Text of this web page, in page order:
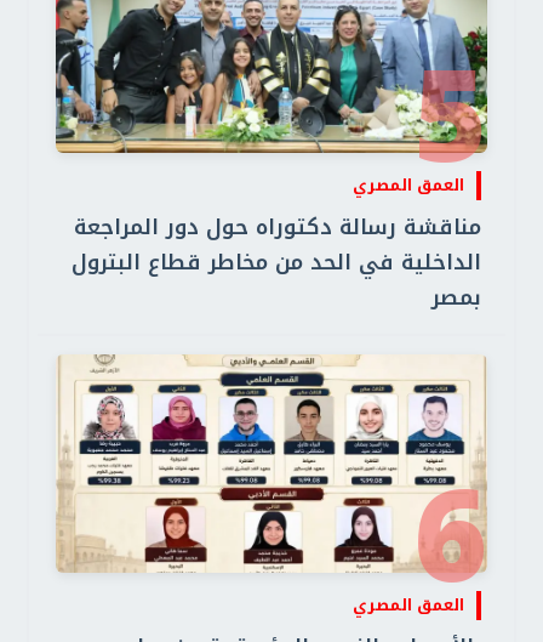
5
العمق المصري
مناقشة رسالة دكتوراه حول دور المراجعة
الداخلية في الحد من مخاطر قطاع البترول
بمصر
6
العمق المصري